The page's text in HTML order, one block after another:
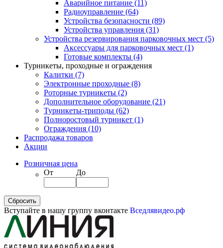
Аварийное питание (11)
Радиоуправление (64)
Устройства безопасности (89)
Устройства управления (31)
Устройства резервирования парковочных мест (5)
Аксессуары для парковочных мест (1)
Готовые комплекты (4)
Турникеты, проходные и ограждения
Калитки (7)
Электронные проходные (8)
Роторные турникеты (2)
Дополнительное оборудование (21)
Турникеты-триподы (62)
Полноростовый турникет (1)
Ограждения (10)
Распродажа товаров
Акции
Розничная цена
От
До
Вступайте в нашу группу вконтакте Вседлявидео.рф